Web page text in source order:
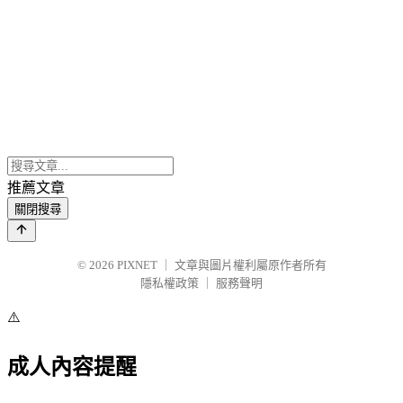
推薦文章
關閉搜尋
© 2026 PIXNET
文章與圖片權利屬原作者所有
隱私權政策
服務聲明
⚠️
成人內容提醒